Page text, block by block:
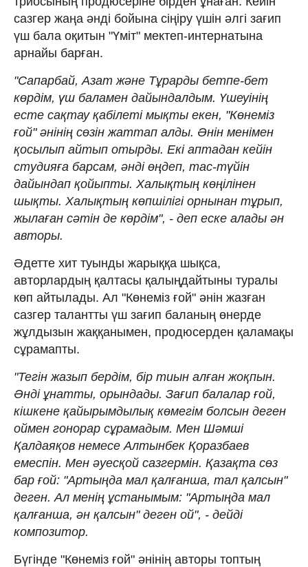
сазгер жаңа әнді бойына сіңіру үшін әлгі зағип
үш бала оқитын "Үміт" мектеп-интернатына
арнайы барған.
"Сапарбай, Азат және Тұрарды бетпе-бет
көрдім, үш баламен дайындалдым. Үшеуінің
есте сақтау қабілеті мықты екен, "Көнеміз
ғой" әнінің сөзін жаттап алды. Әнін менімен
қосылып айтып отырды. Екі аптадан кейін
студияға барсам, әнді өңдеп, тас-түйін
дайындап қойыпты. Халықтың көңілінен
шықты. Халықтың көпшілігі орнынан тұрып,
жылаған сәтін де көрдім", - деп еске алады ән
авторы.
Әдетте хит туынды жарыққа шықса,
авторлардың қалтасы қалыңдайтыны туралы
көп айтылады. Ал "Көнеміз ғой" әнін жазған
сазгер талантты үш зағип баланың өнерде
жұлдызын жаққанымен, продюсерден қаламақы
сұрамапты.
"Тегін жазып бердім, бір тиын алған жоқпын.
Әнді ұнатты, орындады. Зағип балалар ғой,
кішкене қайырымдылық көмегім болсын деген
оймен гонорар сұрамадым. Мен Шәмші
Қалдаяқов немесе Алтынбек Қоразбаев
емеспін. Мен әуесқой сазгермін. Қазақта сөз
бар ғой: "Артыңда мал қалғанша, тал қалсын"
деген. Ал менің ұстанымым: "Артыңда мал
қалғанша, ән қалсын" деген ой", - дейді
композитор.
Бүгінде "Көнеміз ғой" әнінің авторы топтың